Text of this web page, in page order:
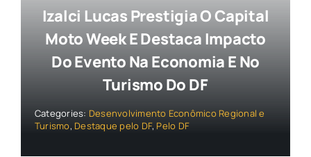
Izalci Lucas Prestigia O Capital
Moto Week E Destaca Impacto
Do Evento Na Economia E No
Turismo Do DF
Categories: Desenvolvimento Econômico Regional e
Turismo, Destaque pelo DF, Pelo DF